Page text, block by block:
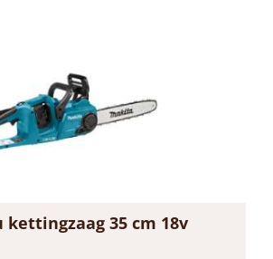
kettingzaag 35 cm 18v